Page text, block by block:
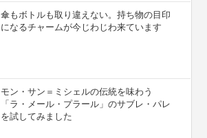
傘もボトルも取り違えない。持ち物の目印
になるチャームが今じわじわ来ています
モン・サン＝ミシェルの伝統を味わう
「ラ・メール・プラール」のサブレ・パレ
を試してみました